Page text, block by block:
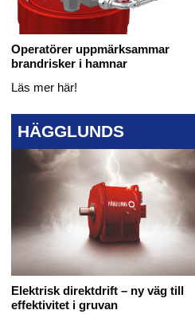
Operatörer uppmärksammar
brandrisker i hamnar
Läs mer här!
HÄGGLUNDS
Elektrisk direktdrift – ny väg till
effektivitet i gruvan